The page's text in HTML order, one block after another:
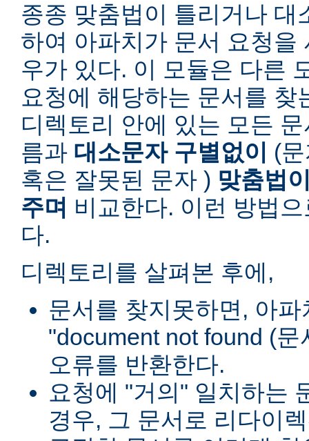
종종 맞춤법이 틀리거나 대
하여 아파치가 문서 요청을
우가 있다. 이 모듈은 다른
요청에 해당하는 문서를 찾
디렉토리 안에 있는 모든
름과 대소문자 구별없이
(
혹은 잘못된 문자 ) 맞춤법
주며 비교한다. 이런 방법
다.
디렉토리를 살펴본 후에,
문서를 찾지못하면, 아
"document not found (
오류를 반환한다.
요청에 "거의" 일치하는
경우, 그 문서로 리다이